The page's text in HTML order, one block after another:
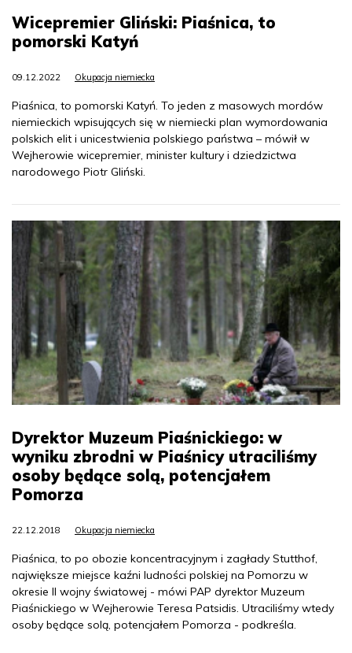
Wicepremier Gliński: Piaśnica, to
pomorski Katyń
09.12.2022 Okupacja niemiecka
Piaśnica, to pomorski Katyń. To jeden z masowych mordów
niemieckich wpisujących się w niemiecki plan wymordowania
polskich elit i unicestwienia polskiego państwa – mówił w
Wejherowie wicepremier, minister kultury i dziedzictwa
narodowego Piotr Gliński.
Dyrektor Muzeum Piaśnickiego: w
wyniku zbrodni w Piaśnicy utraciliśmy
osoby będące solą, potencjałem
Pomorza
22.12.2018 Okupacja niemiecka
Piaśnica, to po obozie koncentracyjnym i zagłady Stutthof,
największe miejsce kaźni ludności polskiej na Pomorzu w
okresie II wojny światowej - mówi PAP dyrektor Muzeum
Piaśnickiego w Wejherowie Teresa Patsidis. Utraciliśmy wtedy
osoby będące solą, potencjałem Pomorza - podkreśla.